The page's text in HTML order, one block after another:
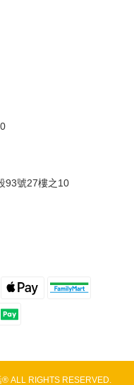
93號27樓之10
® ALL RIGHTS RESERVED.